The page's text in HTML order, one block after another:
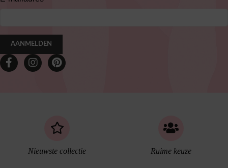
AANMELDEN
Nieuwste collectie Ruime keuze